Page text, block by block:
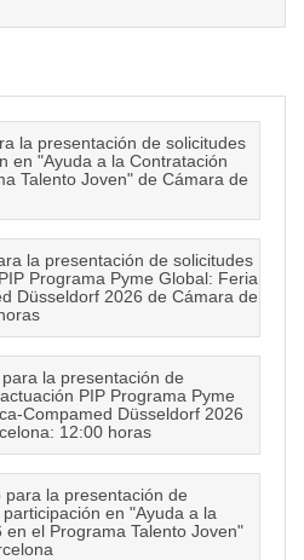
la presentación de solicitudes
en "Ayuda a la Contratación
Talento Joven" de Cámara de
la presentación de solicitudes
Programa Pyme Global: Feria
Düsseldorf 2026 de Cámara de
la presentación de
PIP Programa Pyme
Compamed Düsseldorf 2026
12:00 horas
la presentación de
en "Ayuda a la
en el Programa Talento Joven"